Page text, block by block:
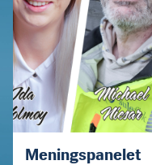
Meningspanelet